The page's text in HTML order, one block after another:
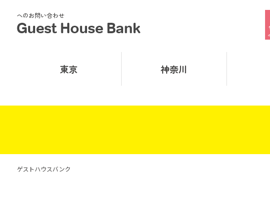
へのお問い合わせ
東京 神奈川
ゲストハウスバンク